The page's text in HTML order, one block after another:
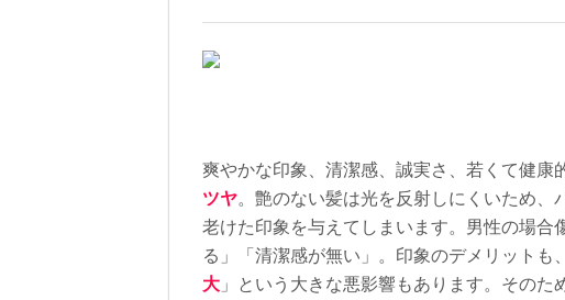
頭皮を指で動かしてみてください
プーでは落ちない角質や毛穴の汚
炭酸泉の炭酸ガス（CO2）が溶け込
み酸素（O2）不足と認識した体が
ります。血行が良くなると、毛根に
くて丈夫な髪が生えてきます！
一人でも多く炭酸泉を体験してい
５％OFF】のクーポンを作りまし
爽やかな印象、清潔感、誠実さ、若くて健康
ツヤ。艶のない髪は光を反射しにくいため、
老けた印象を与えてしまいます。男性の場合
る」「清潔感が無い」。印象のデメリットも
大 」という大きな悪影響もあります。 そのた